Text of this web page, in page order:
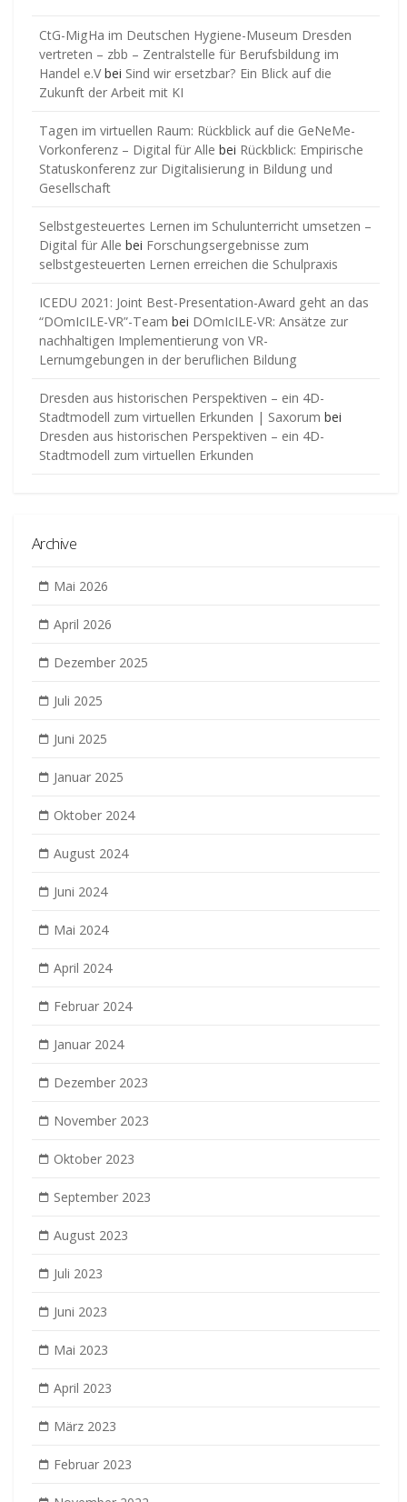
CtG-MigHa im Deutschen Hygiene-Museum Dresden
vertreten – zbb – Zentralstelle für Berufsbildung im
Handel e.Vbei Sind wir ersetzbar? Ein Blick auf die
Zukunft der Arbeit mit KI
Tagen im virtuellen Raum: Rückblick auf die GeNeMe-
Vorkonferenz – Digital für Alle bei Rückblick: Empirische
Statuskonferenz zur Digitalisierung in Bildung und
Gesellschaft
Selbstgesteuertes Lernen im Schulunterricht umsetzen –
Digital für Alle bei Forschungsergebnisse zum
selbstgesteuerten Lernen erreichen die Schulpraxis
ICEDU 2021: Joint Best-Presentation-Award geht an das
“DOmIcILE-VR”-Team bei DOmIcILE-VR: Ansätze zur
nachhaltigen Implementierung von VR-
Lernumgebungen in der beruflichen Bildung
Dresden aus historischen Perspektiven – ein 4D-
Stadtmodell zum virtuellen Erkunden | Saxorum bei
Dresden aus historischen Perspektiven – ein 4D-
Stadtmodell zum virtuellen Erkunden
Archive
Mai 2026
April 2026
Dezember 2025
Juli 2025
Juni 2025
Januar 2025
Oktober 2024
August 2024
Juni 2024
Mai 2024
April 2024
Februar 2024
Januar 2024
Dezember 2023
November 2023
Oktober 2023
September 2023
August 2023
Juli 2023
Juni 2023
Mai 2023
April 2023
März 2023
Februar 2023